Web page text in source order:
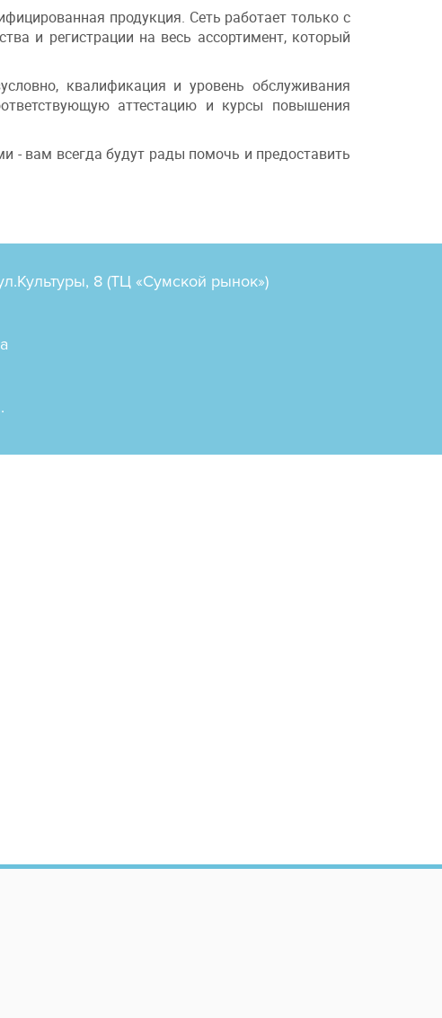
продукция. Сеть работает только с
и регистрации на весь ассортимент, который
квалификация и уровень обслуживания
аттестацию и курсы повышения
- вам всегда будут рады помочь и предоставить
8 (ТЦ «Сумской рынок»)